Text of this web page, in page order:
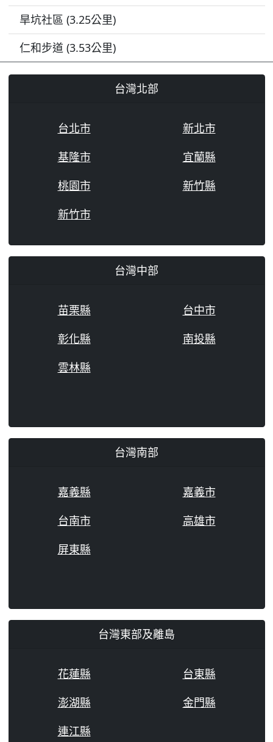
旱坑社區 (3.25公里)
仁和步道 (3.53公里)
台灣北部
台北市
新北市
基隆市
宜蘭縣
桃園市
新竹縣
新竹市
台灣中部
苗栗縣
台中市
彰化縣
南投縣
雲林縣
台灣南部
嘉義縣
嘉義市
台南市
高雄市
屏東縣
台灣東部及離島
花蓮縣
台東縣
澎湖縣
金門縣
連江縣